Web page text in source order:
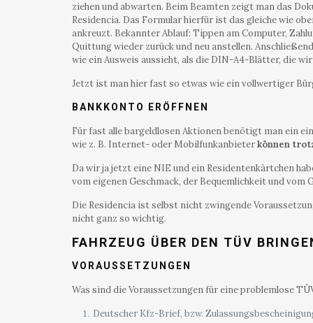
ziehen und abwarten. Beim Beamten zeigt man das
Residencia. Das Formular hierfür ist das gleiche wie
ankreuzt. Bekannter Ablauf: Tippen am Computer,
Quittung wieder zurück und neu anstellen.
wie ein Ausweis aussieht, als die DIN-A4-Blätter, die
Jetzt ist man hier fast so etwas wie ein vollwertiger
BANKKONTO ERÖFFNEN
Für fast alle bargeldlosen Aktionen benötigt man ein
wie z. B. Internet- oder Mobilfunkanbieterkönnen
Da wir ja jetzt eine NIE und ein Residentenkärtchen
vom eigenen Geschmack, der Bequemlichkeit und
Die Residencia ist selbst nicht zwingende
nicht ganz so wichtig.
FAHRZEUG ÜBER DEN TÜV
VORAUSSETZUNGEN
Was sind die Voraussetzungen für eine problemlose
Deutscher Kfz-Brief, bzw.